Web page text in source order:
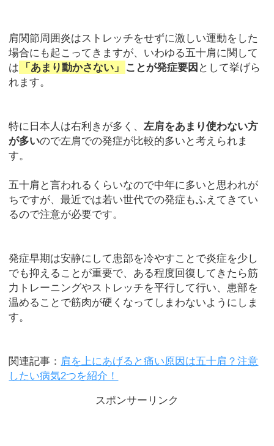
肩関節周囲炎はストレッチをせずに激しい運動をした
場合にも起こってきますが、いわゆる五十肩に関して
は
「あまり動かさない」 ことが発症要因 として挙げら
れます。
特に日本人は右利きが多く、左肩をあまり使わない方
が多いので左肩での発症が比較的多いと考えられま
す。
五十肩と言われるくらいなので中年に多いと思われが
ちですが、最近では若い世代での発症もふえてきてい
るので注意が必要です。
発症早期は安静にして患部を冷やすことで炎症を少し
でも抑えることが重要で、ある程度回復してきたら筋
力トレーニングやストレッチを平行して行い、患部を
温めることで筋肉が硬くなってしまわないようにしま
す。
関連記事： 肩を上にあげると痛い原因は五十肩？注意
したい病気2つを紹介！
スポンサーリンク